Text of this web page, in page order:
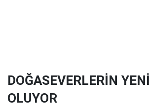
DOĞASEVERLERİN
OLUYOR